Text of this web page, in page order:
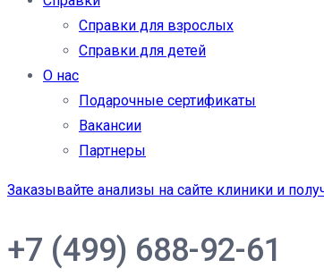
Справки для взрослых
Справки для детей
О нас
Подарочные сертификаты
Вакансии
Партнеры
Заказывайте анализы на сайте клиники и
+7 (499) 688-92-61